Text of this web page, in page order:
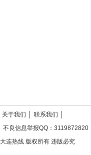
关于我们 联系我们
不良信息举报QQ：3119872820
大连热线 版权所有 违版必究